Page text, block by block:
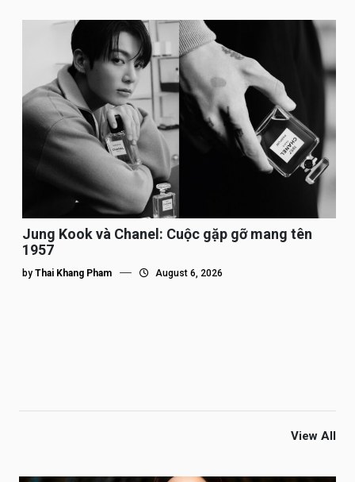
Jung Kook và Chanel: Cuộc gặp gỡ mang tên
1957
by Thai Khang Pham August 6, 2026
View All